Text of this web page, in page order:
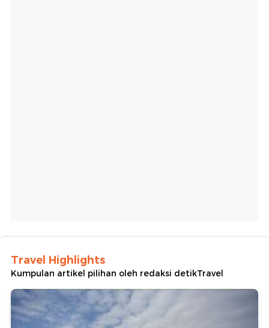
Travel Highlights
Kumpulan artikel pilihan oleh redaksi detikTravel